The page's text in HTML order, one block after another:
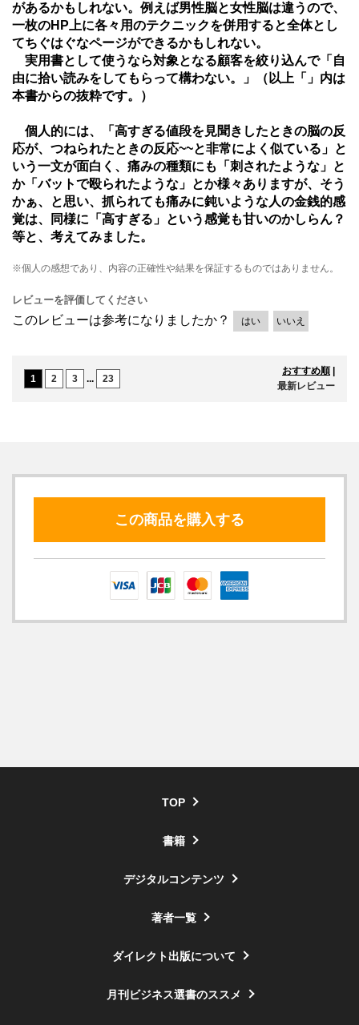
があるかもしれない。例えば男性脳と女性脳は違うので、
一枚のHP上に各々用のテクニックを併用すると全体とし
てちぐはぐなページができるかもしれない。
実用書として使うなら対象となる顧客を絞り込んで「自
由に拾い読みをしてもらって構わない。」（以上「」内は
本書からの抜粋です。）
個人的には、「高すぎる値段を見聞きしたときの脳の反
応が、つねられたときの反応~~と非常によく似ている」と
いう一文が面白く、痛みの種類にも「刺されたような」と
か「バットで殴られたような」とか様々ありますが、そう
かぁ、と思い、抓られても痛みに鈍いような人の金銭的感
覚は、同様に「高すぎる」という感覚も甘いのかしらん？
等と、考えてみました。
※個人の感想であり、内容の正確性や結果を保証するものではありません。
レビューを評価してください
このレビューは参考になりましたか？ はい いいえ
1 2 3 ... 23
おすすめ順
最新レビュー
この商品を購入する
TOP
書籍
デジタルコンテンツ
著者一覧
ダイレクト出版について
月刊ビジネス選書のススメ